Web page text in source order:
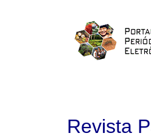
Revista